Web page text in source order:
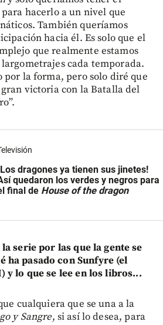
hacerlo a un nivel que
También queríamos
hacia él. Es solo que el
que realmente estamos
cada temporada.
por la forma, pero solo diré que
victoria con la Batalla del
dragones ya tienen sus jinetes!
quedaron los verdes y negros para
final de House of the dragon
serie por las que la gente se
ha pasado con Sunfyre (el
y lo que se lee en los libros...
cualquiera que se una a la
y Sangre, si así lo desea, para